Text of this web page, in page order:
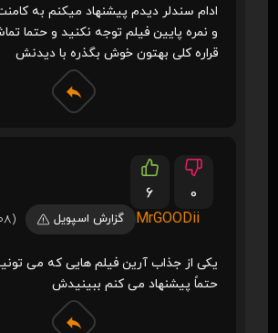
ادام سندلر دیدم پیشنهاد میکنم به
و نمره پایین فیلم توجه نکنید و حتما
قراره کلی بهتون خوش بگذره با دیدنش
6
0
MrGOODii
گزارش اسپویل (1402/01/08)
یکی از جذاب آرین فیلم هایی که می
حتماً پیشنهاد می کنم ببینیدش